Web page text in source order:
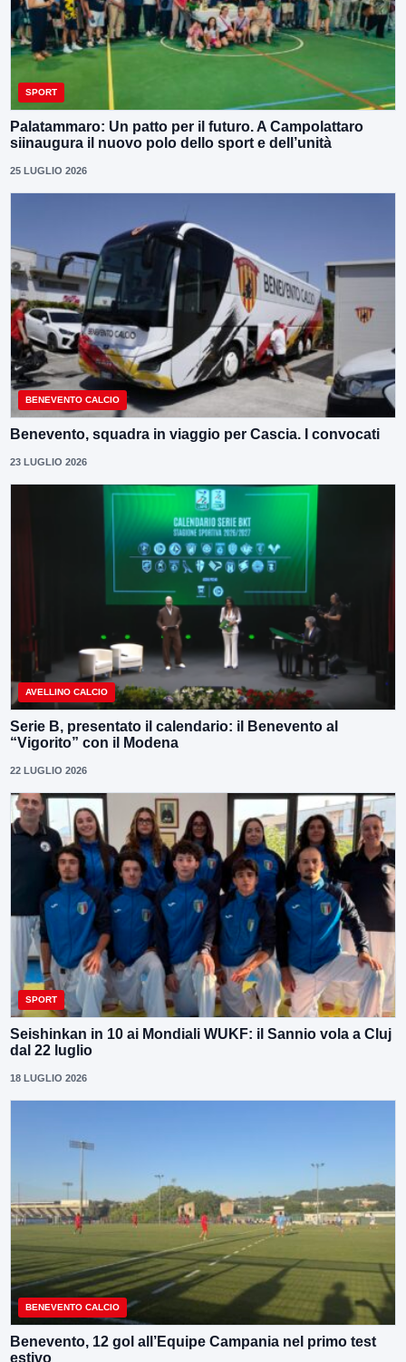
SPORT
Palatammaro: Un patto per il futuro. A Campolattaro
siinaugura il nuovo polo dello sport e dell’unità
25 LUGLIO 2026
BENEVENTO CALCIO
Benevento, squadra in viaggio per Cascia. I convocati
23 LUGLIO 2026
AVELLINO CALCIO
Serie B, presentato il calendario: il Benevento al
“Vigorito” con il Modena
22 LUGLIO 2026
SPORT
Seishinkan in 10 ai Mondiali WUKF: il Sannio vola a Cluj
dal 22 luglio
18 LUGLIO 2026
BENEVENTO CALCIO
Benevento, 12 gol all’Equipe Campania nel primo test
estivo